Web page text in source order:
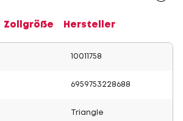
Zollgröße Hersteller
10011758
6959753228688
Triangle